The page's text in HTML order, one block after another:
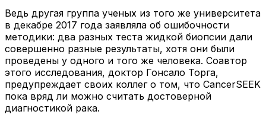
Ведь другая группа ученых из того же университета
в декабре 2017 года заявляла об ошибочности
методики: два разных теста жидкой биопсии дали
совершенно разные результаты, хотя они были
проведены у одного и того же человека. Соавтор
этого исследования, доктор Гонсало Торга,
предупреждает своих коллег о том, что CancerSEEK
пока вряд ли можно считать достоверной
диагностикой рака.